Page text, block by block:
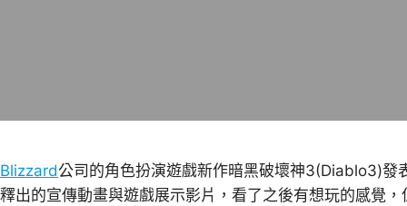
Blizzard公司的角色扮演遊戲新作暗黑破壞神3(Diablo3)發
釋出的宣傳動畫與遊戲展示影片，看了之後有想玩的感覺